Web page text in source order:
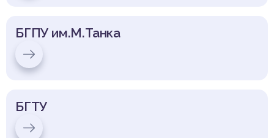
БГПУ им.М.Танка
БГТУ